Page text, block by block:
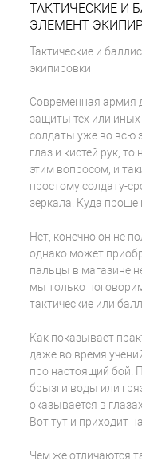
ТАКТИЧЕСКИЕ И
ЭЛЕМЕНТ
Тактические и
экипировки
Современная армия
защиты тех или иных
солдаты уже во всю
глаз и кистей рук,
этим вопросом, и
простому солдату-
зеркала. Куда проще
Нет, конечно он не
однако может
пальцы в магазине
мы только
тактические или
Как показывает
даже во время
про настоящий бой.
брызги воды или
оказывается в
Вот тут и приходит
Чем же отличаются